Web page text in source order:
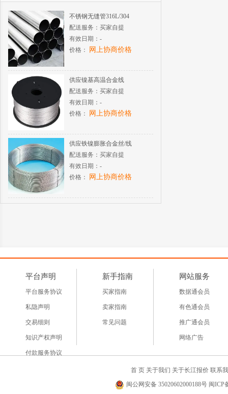
不锈钢无缝管316L/304
配送服务： 买家自提
有效日期： -
价格：
网上协商价格
供应镍基高温合金线
配送服务： 买家自提
有效日期： -
价格：
网上协商价格
供应铁镍膨胀合金丝/线
配送服务： 买家自提
有效日期： -
价格：
网上协商价格
平台声明
平台服务协议
私隐声明
交易细则
知识产权声明
付款服务协议
新手指南
买家指南
卖家指南
常见问题
网站服务
数据通会员
有色通会员
推广通会员
网络广告
首 页 关于我们 关于长江报价 联系
闽公网安备 35020602000188号 闽ICP